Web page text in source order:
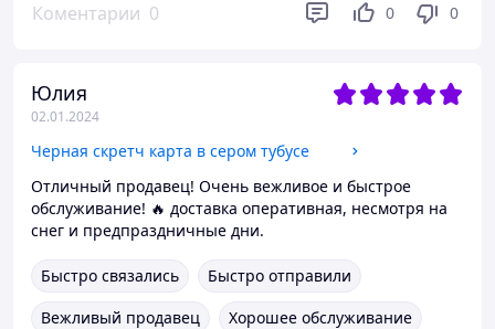
Коментарии 0 0 0
Юлия
02.01.2024
Черная скретч карта в сером тубусе
Отличный продавец! Очень вежливое и быстрое
обслуживание! 🔥 доставка оперативная, несмотря на
снег и предпраздничные дни.
Быстро связались
Быстро отправили
Вежливый продавец
Хорошее обслуживание